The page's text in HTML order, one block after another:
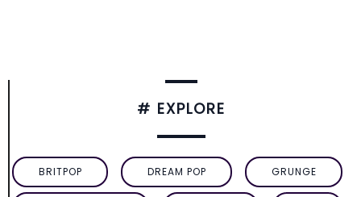
# EXPLORE
BRITPOP DREAM POP GRUNGE